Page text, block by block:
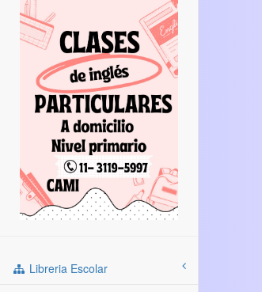
Libreria Escolar